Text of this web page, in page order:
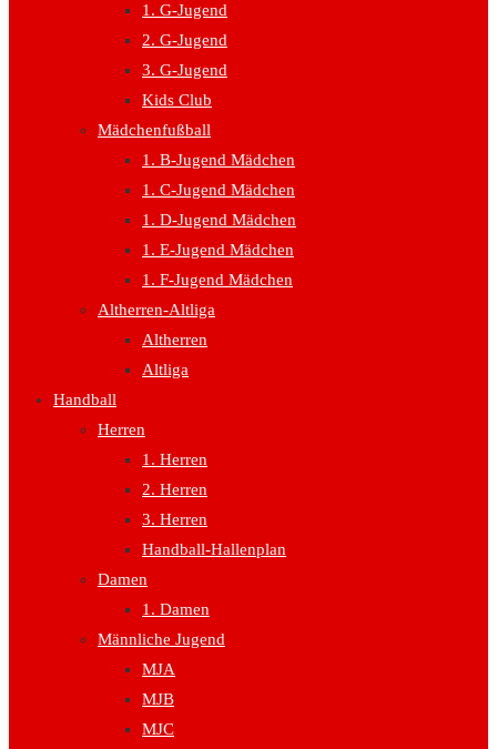
1. G-Jugend
2. G-Jugend
3. G-Jugend
Kids Club
Mädchenfußball
1. B-Jugend Mädchen
1. C-Jugend Mädchen
1. D-Jugend Mädchen
1. E-Jugend Mädchen
1. F-Jugend Mädchen
Altherren-Altliga
Altherren
Altliga
Handball
Herren
1. Herren
2. Herren
3. Herren
Handball-Hallenplan
Damen
1. Damen
Männliche Jugend
MJA
MJB
MJC